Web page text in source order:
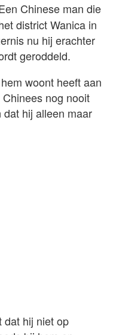
Chinese man die
district Wanica in
nu hij erachter
geroddeld.
woont heeft aan
nog nooit
hij alleen maar
dat hij niet op